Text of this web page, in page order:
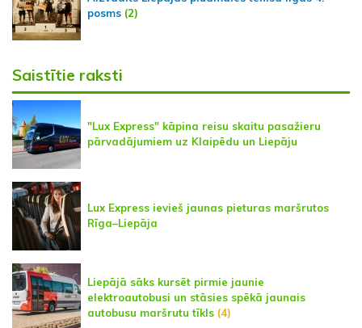
posms (2)
Saistītie raksti
"Lux Express" kāpina reisu skaitu pasažieru
pārvadājumiem uz Klaipēdu un Liepāju
Lux Express ievieš jaunas pieturas maršrutos
Rīga–Liepāja
Liepājā sāks kursēt pirmie jaunie
elektroautobusi un stāsies spēkā jaunais
autobusu maršrutu tīkls (4)